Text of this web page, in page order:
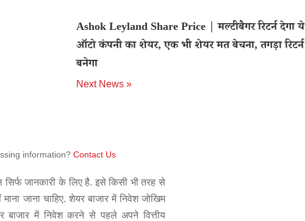
Ashok Leyland Share Price | मल्टीबैगर रिटर्न देगा ये
ऑटो कंपनी का शेयर, एक भी शेयर मत बेचना, तगड़ा रिटर्न
बनेगा
Next News »
information? Contact Us
सिर्फ जानकारी के लिए है. इसे किसी भी तरह से
जाना चाहिए. शेयर बाजार में निवेश जोखिम
बाजार में निवेश करने से पहले अपने वित्तीय